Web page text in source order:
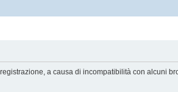
a causa di incompatibilità con alcuni